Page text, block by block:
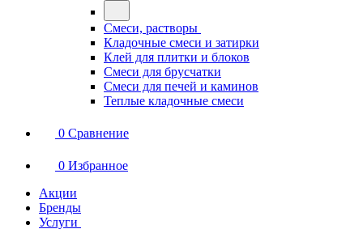
Смеси, растворы
Кладочные смеси и затирки
Клей для плитки и блоков
Смеси для брусчатки
Смеси для печей и каминов
Теплые кладочные смеси
0 Сравнение
0 Избранное
Акции
Бренды
Услуги